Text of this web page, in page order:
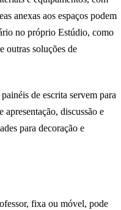
anexas aos espaços podem
no próprio Estúdio, como
outras soluções de
de escrita servem para
apresentação, discussão e
para decoração e
fixa ou móvel, pode